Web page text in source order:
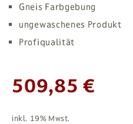
Gneis Farbgebung
ungewaschenes Produkt
Profiqualität
509,85 €
inkl. 19% Mwst.